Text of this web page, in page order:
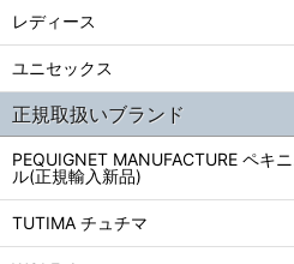
レディース
ユニセックス
正規取扱いブランド
PEQUIGNET MANUFACTURE ペキ
ル(正規輸入新品)
TUTIMA チュチマ